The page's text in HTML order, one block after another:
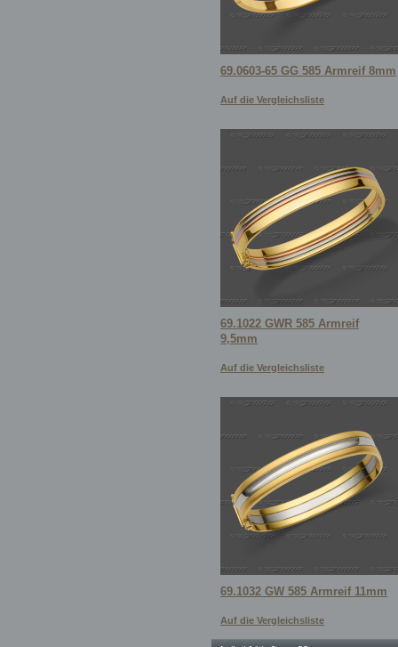
69.0603-65 GG 585 Armreif 8mm
Auf die Vergleichsliste
69.1022 GWR 585 Armreif
9,5mm
Auf die Vergleichsliste
69.1032 GW 585 Armreif 11mm
Auf die Vergleichsliste